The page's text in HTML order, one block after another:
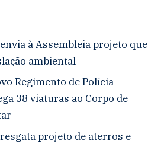
à Assembleia projeto que
ambiental
Regimento de Polícia
38 viaturas ao Corpo de
projeto de aterros e